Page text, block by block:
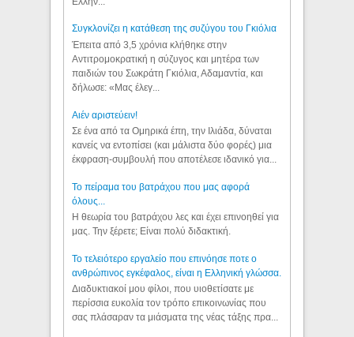
Συγκλονίζει η κατάθεση της συζύγου του Γκιόλια
Έπειτα από 3,5 χρόνια κλήθηκε στην
Αντιτρομοκρατική η σύζυγος και μητέρα των
παιδιών του Σωκράτη Γκιόλια, Αδαμαντία, και
δήλωσε: «Μας έλεγ...
Aιέν αριστεύειν!
Σε ένα από τα Ομηρικά έπη, την Ιλιάδα, δύναται
κανείς να εντοπίσει (και μάλιστα δύο φορές) μια
έκφραση-συμβουλή που αποτέλεσε ιδανικό για...
Το πείραμα του βατράχου που μας αφορά
όλους...
Η θεωρία του βατράχου λες και έχει επινοηθεί για
μας. Την ξέρετε; Είναι πολύ διδακτική.
Το τελειότερο εργαλείο που επινόησε ποτε ο
ανθρώπινος εγκέφαλος, είναι η Ελληνική γλώσσα.
Διαδυκτιακοί μου φίλοι, που υιοθετίσατε με
περίσσια ευκολία τον τρόπο επικοινωνίας που
σας πλάσαραν τα μιάσματα της νέας τάξης πρα...